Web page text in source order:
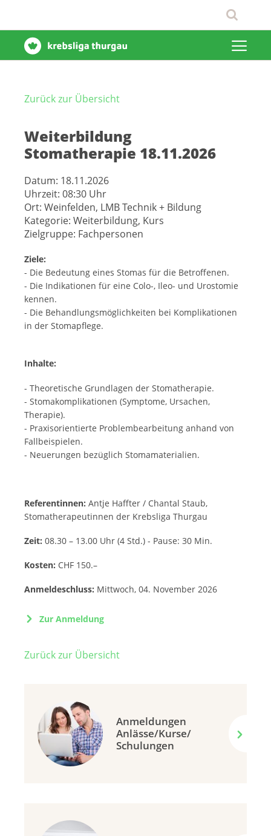
Zurück zur Übersicht
Weiterbildung
Stomatherapie 18.11.2026
Datum: 18.11.2026
Uhrzeit: 08:30 Uhr
Ort: Weinfelden, LMB Technik + Bildung
Kategorie: Weiterbildung, Kurs
Zielgruppe: Fachpersonen
Ziele:
- Die Bedeutung eines Stomas für die Betroffenen.
- Die Indikationen für eine Colo-, Ileo- und Urostomie
kennen.
- Die Behandlungsmöglichkeiten bei Komplikationen
in der Stomapflege.
Inhalte:
- Theoretische Grundlagen der Stomatherapie.
- Stomakomplikationen (Symptome, Ursachen,
Therapie).
- Praxisorientierte Problembearbeitung anhand von
Fallbeispielen.
- Neuerungen bezüglich Stomamaterialien.
Referentinnen: Antje Haffter / Chantal Staub,
Stomatherapeutinnen der Krebsliga Thurgau
Zeit: 08.30 – 13.00 Uhr (4 Std.) - Pause: 30 Min.
Kosten: CHF 150.–
Anmeldeschluss: Mittwoch, 04. November 2026
Zur Anmeldung
Zurück zur Übersicht
Anmeldungen
Anlässe/Kurse/
Schulungen